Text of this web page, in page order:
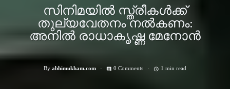
സിനിമയില്‍ സ്ത്രീകള്‍ക്ക്
തുല്യവേതനം നല്‍കണം:
അനില്‍ രാധാകൃഷ്ണ മേനോന്‍
By abhimukham.com comment 0 Comments access_time 1 min read